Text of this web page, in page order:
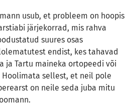
usub, et probleem on hoopis
järjekorrad, mis rahva
suures osas
endist, kes tahavad
ja Tartu maineka ortopeedi või
sellest, et neil pole
on neile seda juba mitu